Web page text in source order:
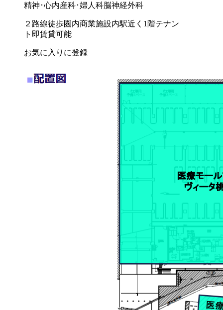
精神･心内産科･婦人科脳神経外科
２路線徒歩圏内商業施設内駅近く 1階テナン
ト 即賃貸可能
お気に入りに登録